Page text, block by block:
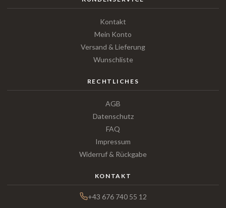
Kontakt
Mein Konto
Versand & Lieferung
Wunschliste
RECHTLICHES
AGB
Datenschutz
FAQ
Impressum
Widerruf & Rückgabe
KONTAKT
+43 676 740 55 12